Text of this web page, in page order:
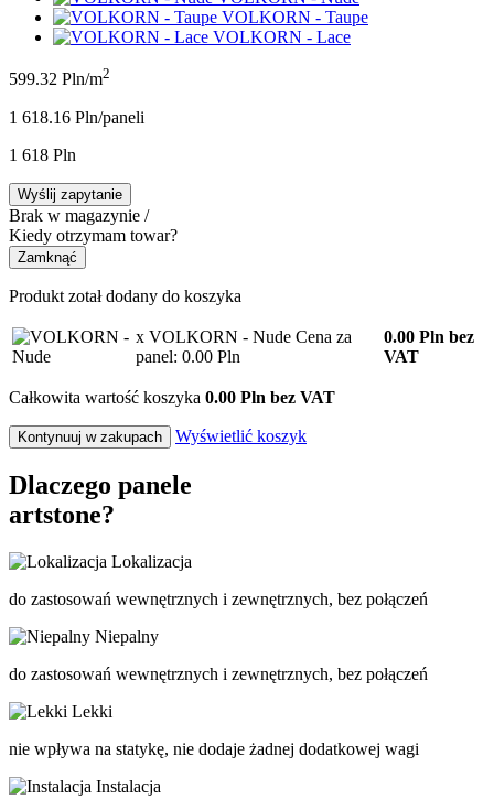
VOLKORN - Taupe
VOLKORN - Lace
599.32 Pln/m2
1 618.16 Pln/paneli
1 618 Pln
Wyślij zapytanie
Brak w magazynie /
Kiedy otrzymam towar?
Zamknąć
Produkt zotał dodany do koszyka
x VOLKORN - Nude Cena za
panel: 0.00 Pln
0.00 Pln bez
VAT
Całkowita wartość koszyka 0.00 Pln bez VAT
Kontynuuj w zakupach Wyświetlić koszyk
Dlaczego panele
artstone?
Lokalizacja
do zastosowań wewnętrznych i zewnętrznych, bez połączeń
Niepalny
do zastosowań wewnętrznych i zewnętrznych, bez połączeń
Lekki
nie wpływa na statykę, nie dodaje żadnej dodatkowej wagi
Instalacja